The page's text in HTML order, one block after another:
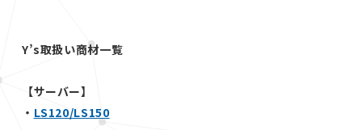
Y’s取扱い商材一覧
【サーバー】
・ LS120/LS150